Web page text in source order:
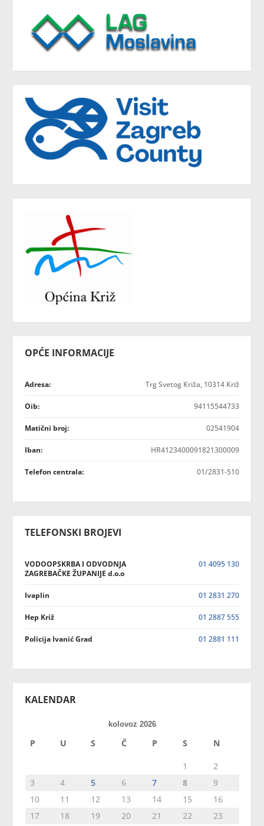
OPĆE INFORMACIJE
Adresa: Trg Svetog Križa, 10314 Križ
Oib: 94115544733
Matični broj: 02541904
Iban: HR4123400091821300009
Telefon centrala: 01/2831-510
TELEFONSKI BROJEVI
VODOOPSKRBA I ODVODNJA
ZAGREBAČKE ŽUPANIJE d.o.o
01 4095 130
Ivaplin 01 2831 270
Hep Križ 01 2887 555
Policija Ivanić Grad 01 2881 111
KALENDAR
kolovoz 2026
P U S Č P S N
1
2
3
4 5 6 7 8
9
10
11 12 13 14 15
16
17
18 19 20 21 22
23